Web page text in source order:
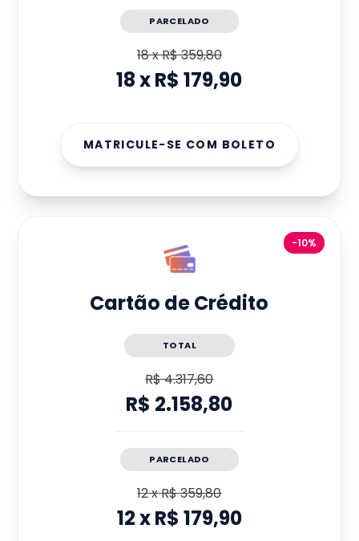
PARCELADO
18xR$ 359,80
18xR$ 179,90
MATRICULE-SE COM BOLETO
-10%
Cartão de Crédito
TOTAL
R$ 4.317,60
R$ 2.158,80
PARCELADO
12xR$ 359,80
12xR$ 179,90